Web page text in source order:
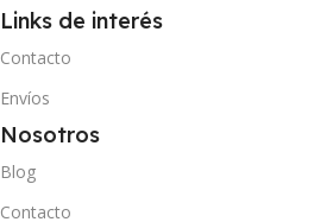
Links de interés
Contacto
Envíos
Nosotros
Blog
Contacto